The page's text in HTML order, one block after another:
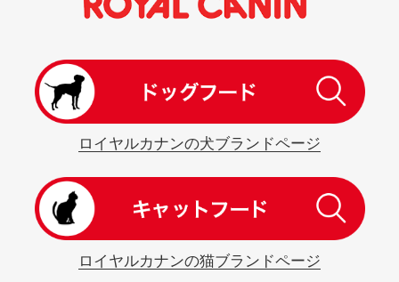
ロイヤルカナンの犬ブランドページ
ロイヤルカナンの猫ブランドページ